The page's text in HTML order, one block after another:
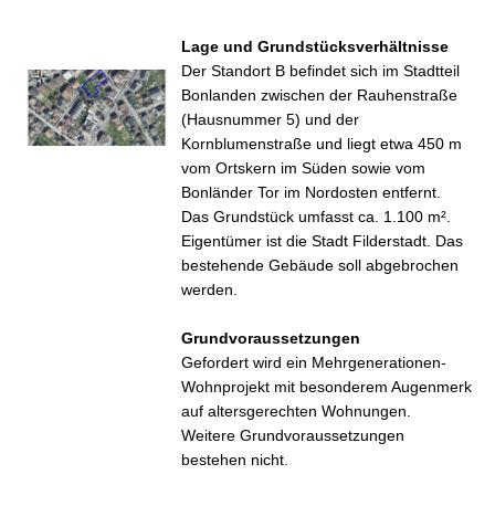
Lage und Grundstücksverhältnisse
Der Standort B befindet sich im Stadtteil
Bonlanden zwischen der Rauhenstraße
(Hausnummer 5) und der
Kornblumenstraße und liegt etwa 450 m
vom Ortskern im Süden sowie vom
Bonländer Tor im Nordosten entfernt.
Das Grundstück umfasst ca. 1.100 m².
Eigentümer ist die Stadt Filderstadt. Das
bestehende Gebäude soll abgebrochen
werden.
Grundvoraussetzungen
Gefordert wird ein Mehrgenerationen-
Wohnprojekt mit besonderem Augenmerk
auf altersgerechten Wohnungen.
Weitere Grundvoraussetzungen
bestehen nicht.